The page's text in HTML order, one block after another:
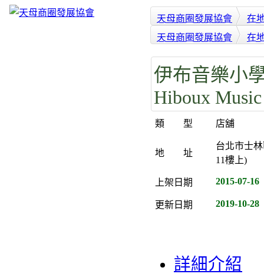
天母商圈發展協會
在
天母商圈發展協會
在
伊布音樂小
Hiboux
類 型 店舖
地 址
台北市士
11樓上)
上架日期 2015-07-16
更新日期 2019-10-28
詳細介紹